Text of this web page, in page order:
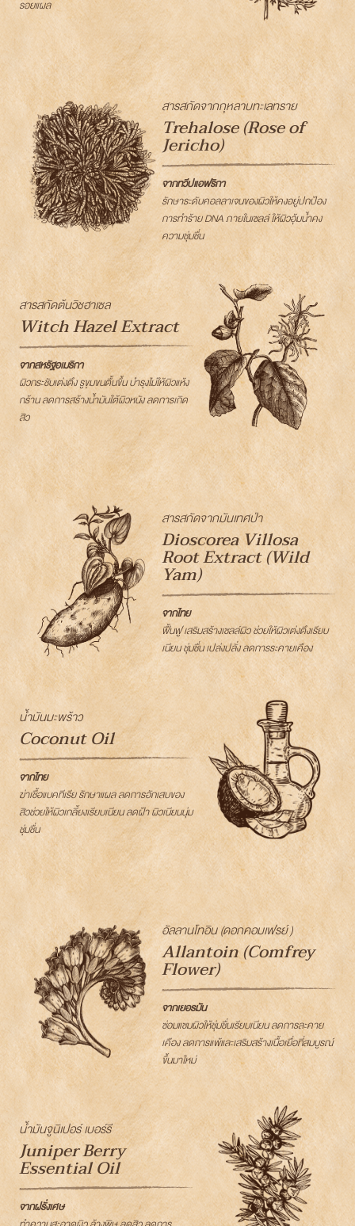
รอยแผล
สารสกัดจากกุหลาบทะเลทราย
Trehalose (Rose of
Jericho)
จากทวีปแอฟริกา
รักษาระดับคอลลาเจนของผิวให้คงอยู่ปกป้อง
การทำร้าย DNA ภายในเซลล์ ให้ผิวอุ้มน้ำคง
ความชุ่มชื่น
สารสกัดต้นวิชฮาเซล
Witch Hazel Extract
จากสหรัฐอเมริกา
ผิวกระชับเต่งตึง รูขุมขนตื้นขึ้น บำรุงไม่ให้ผิวแห้ง
กร้าน ลดการสร้างน้ำมันใต้ผิวหนัง ลดการเกิด
สิว
สารสกัดจากมันเทศป่า
Dioscorea Villosa
Root Extract (Wild
Yam)
จากไทย
ฟื้นฟู เสริมสร้างเซลล์ผิว ช่วยให้ผิวเต่งตึงเรียบ
เนียน ชุ่มชื่น เปล่งปลั่ง ลดการระคายเคือง
น้ำมันมะพร้าว
Coconut Oil
จากไทย
ฆ่าเชื้อแบคทีเรีย รักษาแผล ลดการอักเสบของ
สิวช่วยให้ผิวเกลี้ยงเรียบเนียน ลดฝ้า ผิวเนียนนุ่ม
ชุ่มชื่น
อัลลานโทอิน (ดอกคอมเฟรย์ )
Allantoin (Comfrey
Flower)
จากเยอรมัน
ซ่อมแซมผิวให้ชุ่มชื่นเรียบเนียน ลดการละคาย
เคือง ลดการแพ้และเสริมสร้างเนื้อเยื่อที่สมบูรณ์
ขึ้นมาใหม่
น้ำมันจูนิเปอร์ เบอร์รี
Juniper Berry
Essential Oil
จากฝรั่งเศษ